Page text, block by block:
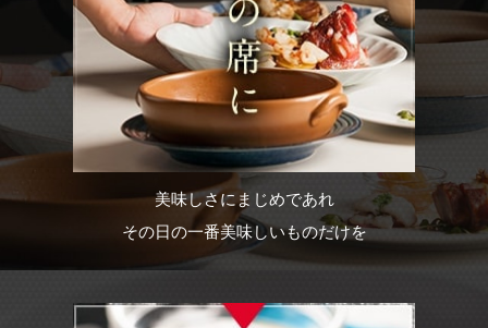
美味しさにまじめであれ
その日の一番美味しいものだけを